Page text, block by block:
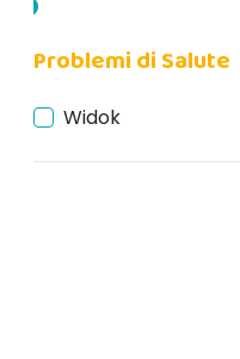
Problemi di Salute
Widok